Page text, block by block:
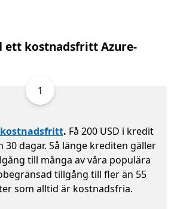
ett kostnadsfritt Azure-
1
. Få 200 USD i kredit
30 dagar. Så länge krediten gäller
till många av våra populära
tillgång till fler än 55
som alltid är kostnadsfria.